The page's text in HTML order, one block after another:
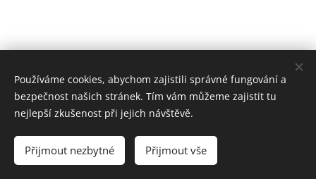
© 2025 Všechna práva vyhrazena
Prahafotoatelier.com
Cookies
Používáme cookies, abychom zajistili správné fungování a
bezpečnost našich stránek. Tím vám můžeme zajistit tu
nejlepší zkušenost při jejich návštěvě.
Přijmout nezbytné Přijmout vše